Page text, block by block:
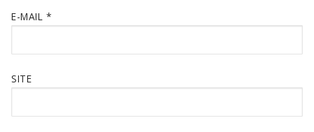
E-MAIL *
SITE